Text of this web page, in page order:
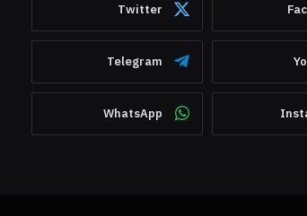
Twitter
Telegram
WhatsApp